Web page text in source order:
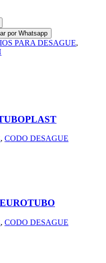
por Whatsapp
PARA DESAGUE,
, CODO DESAGUE
, CODO DESAGUE